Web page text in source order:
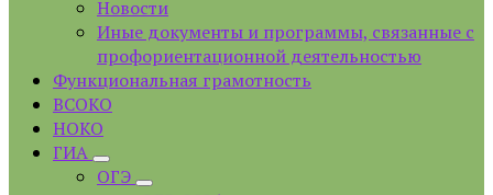
Новости
Иные документы и программы, связанные с
профориентационной деятельностью
Функциональная грамотность
ВСОКО
НОКО
ГИА
ОГЭ